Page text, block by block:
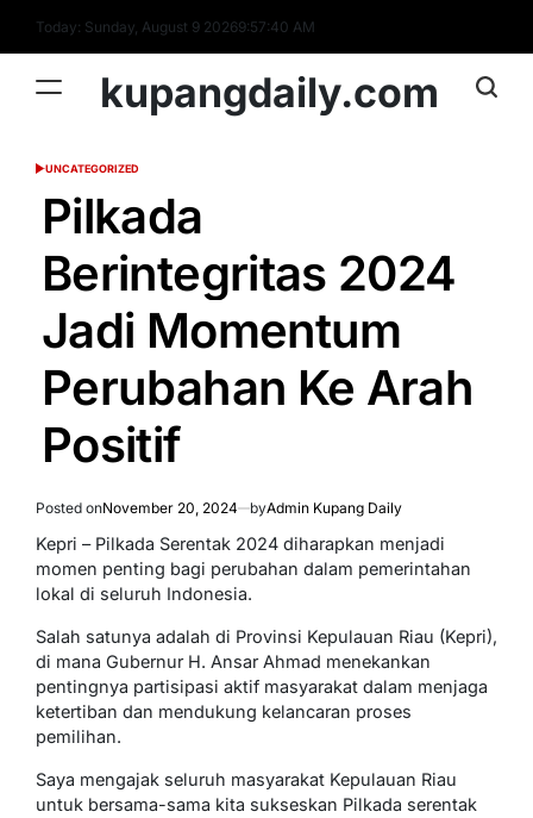
content
Today: Sunday, August 9 20269:57:40 AM
kupangdaily.com
POSTED
UNCATEGORIZED
Pilkada
Berintegritas 2024
Jadi Momentum
Perubahan Ke Arah
Positif
Posted onNovember 20, 2024 byAdmin Kupang Daily
Kepri – Pilkada Serentak 2024 diharapkan menjadi
momen penting bagi perubahan dalam pemerintahan
lokal di seluruh Indonesia.
Salah satunya adalah di Provinsi Kepulauan Riau (Kepri),
di mana Gubernur H. Ansar Ahmad menekankan
pentingnya partisipasi aktif masyarakat dalam menjaga
ketertiban dan mendukung kelancaran proses
pemilihan.
Saya mengajak seluruh masyarakat Kepulauan Riau
untuk bersama-sama kita sukseskan Pilkada serentak